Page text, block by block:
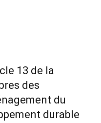
13 de la
des
du
durable